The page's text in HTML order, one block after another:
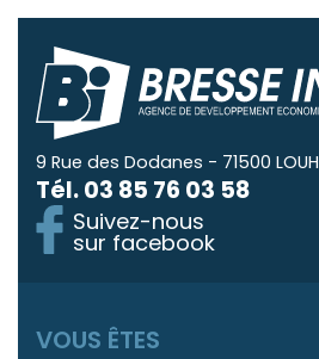
9 Rue des Dodanes - 71500
Tél.03 85 76 03 58
Suivez-nous
sur facebook
VOUS ÊTES